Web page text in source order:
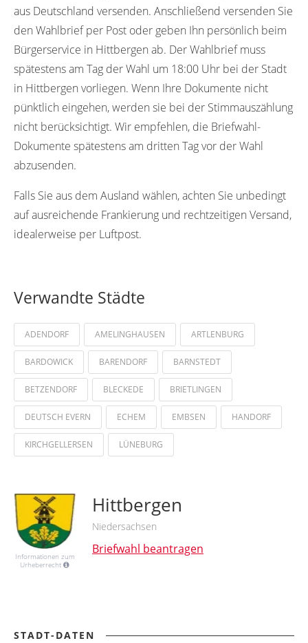
aus Deutschland versenden. Anschließend versenden Sie
den Wahlbrief per Post oder geben Ihn persönlich beim
Bürgerservice in Hittbergen ab. Der Wahlbrief muss
spätestens am Tag der Wahl um 18:00 Uhr bei der Stadt
in Hittbergen vorliegen. Wenn Ihre Dokumente nicht
pünktlich eingehen, werden sie bei der Stimmauszählung
nicht berücksichtigt. Wir empfehlen, die Briefwahl-
Dokumente spätestens am dritten Tag vor der Wahl
abzusenden.
Falls Sie aus dem Ausland wählen, achten Sie unbedingt
auf ausreichende Frankierung und rechtzeitigen Versand,
idealerweise per Luftpost.
Verwandte Städte
ADENDORF AMELINGHAUSEN ARTLENBURG
BARDOWICK BARENDORF BARNSTEDT
BETZENDORF BLECKEDE BRIETLINGEN
DEUTSCH EVERN ECHEM EMBSEN HANDORF
KIRCHGELLERSEN LÜNEBURG
Informationen zum
Urheberrecht
Hittbergen
Niedersachsen
Briefwahl beantragen
STADT-DATEN